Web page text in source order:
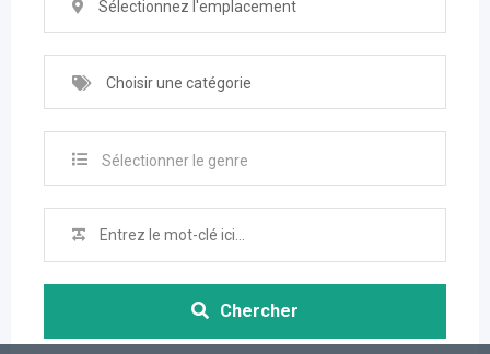
Sélectionnez l'emplacement
Choisir une catégorie
Sélectionner le genre
Chercher